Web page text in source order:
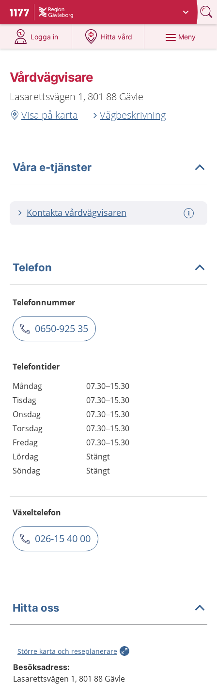
Till startsidan för 1177
Du har valt region
Logga in
på 1177.se
Hitta vård
på 1177.se
Meny
Vårdvägvisare
Lasarettsvägen 1, 801 88 Gävle
Visa på karta
Vägbeskrivning
Våra e-tjänster
Kontakta vårdvägvisaren
Telefon
Telefonnummer
0650-925 35
Telefontider
Måndag
07.30–15.30
Tisdag
07.30–15.30
Onsdag
07.30–15.30
Torsdag
07.30–15.30
Fredag
07.30–15.30
Lördag
Stängt
Söndag
Stängt
Växeltelefon
026-15 40 00
Hitta oss
Större karta och reseplanerare
Besöksadress:
Lasarettsvägen 1, 801 88 Gävle